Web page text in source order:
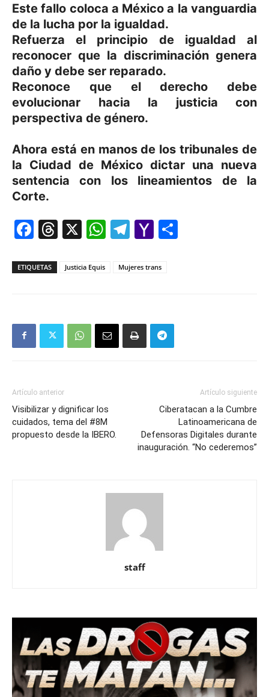
Este fallo coloca a México a la vanguardia
de la lucha por la igualdad.
Refuerza el principio de igualdad al
reconocer que la discriminación genera
daño y debe ser reparado.
Reconoce que el derecho debe
evolucionar hacia la justicia con
perspectiva de género.
Ahora está en manos de los tribunales de
la Ciudad de México dictar una nueva
sentencia con los lineamientos de la
Corte.
Facebook
Threads
X WhatsApp
Telegram
Yahoo
ETIQUETAS Justicia Equis Mujeres trans
Artículo anterior
Visibilizar y dignificar los
cuidados, tema del #8M
propuesto desde la IBERO.
Artículo siguiente
Ciberatacan a la Cumbre
Latinoamericana de
Defensoras Digitales durante
inauguración. “No cederemos”
staff